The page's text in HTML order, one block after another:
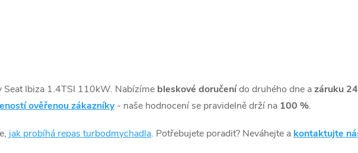
Seat Ibiza 1.4TSI 110kW. Nabízíme bleskové doručenído druhého dne azáruku
ověřenou zákazníky - naše hodnocení se pravidelně drží na 100 %.
jak probíhá repas turbodmychadla. Potřebujete poradit? Neváhejte a kontaktujte